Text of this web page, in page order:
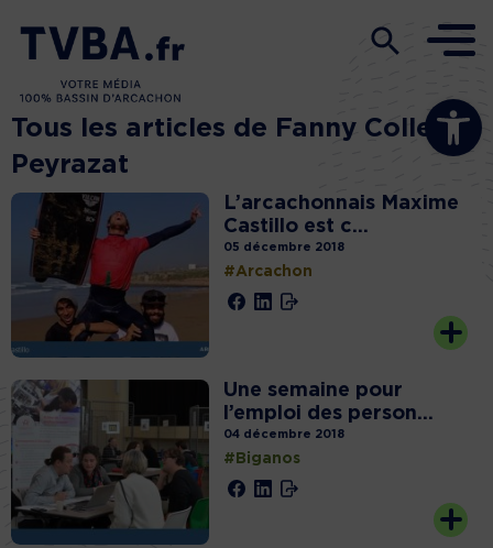
Ouvrir la
Tous les articles de Fanny Colleu
Peyrazat
L’arcachonnais Maxime
Castillo est c...
05 décembre 2018
#Arcachon
Une semaine pour
l’emploi des person...
04 décembre 2018
#Biganos